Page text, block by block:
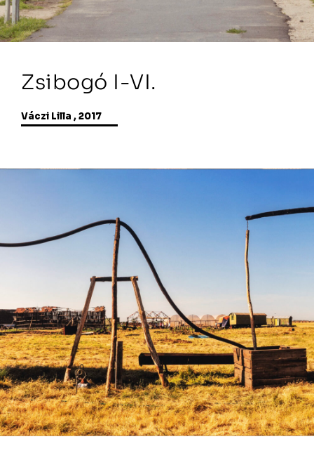
Zsibogó I-VI.
Váczi Lilla , 2017